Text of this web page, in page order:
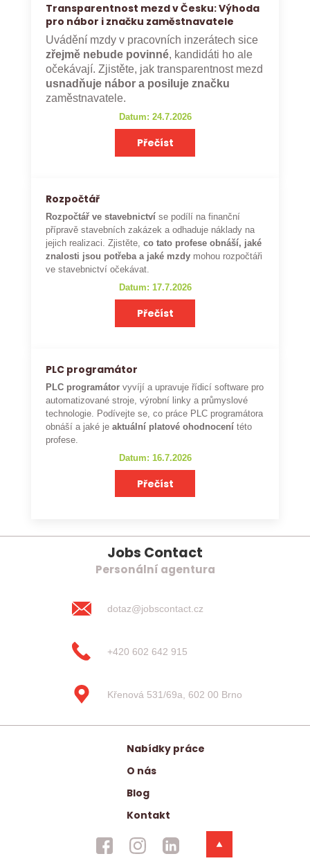
Transparentnost mezd v Česku: Výhoda
pro nábor i značku zaměstnavatele
Uvádění mzdy v pracovních inzerátech sice
zřejmě nebude povinné, kandidáti ho ale
očekávají. Zjistěte, jak transparentnost mezd
usnadňuje nábor a posiluje značku
zaměstnavatele.
Datum: 24.7.2026
Přečíst
Rozpočtář
Rozpočtář ve stavebnictví se podílí na finanční
přípravě stavebních zakázek a odhaduje náklady na
jejich realizaci. Zjistěte,co tato profese obnáší, jaké
znalosti jsou potřeba a jaké mzdy mohou rozpočtáři
ve stavebnictví očekávat.
Datum: 17.7.2026
Přečíst
PLC programátor
PLC programátor vyvíjí a upravuje řídicí software pro
automatizované stroje, výrobní linky a průmyslové
technologie. Podívejte se, co práce PLC programátora
obnáší a jaké je aktuální platové ohodnocení této
profese.
Datum: 16.7.2026
Přečíst
Jobs Contact
Personální agentura
dotaz@jobscontact.cz
+420 602 642 915
Křenová 531/69a, 602 00 Brno
Nabídky práce
O nás
Blog
Kontakt